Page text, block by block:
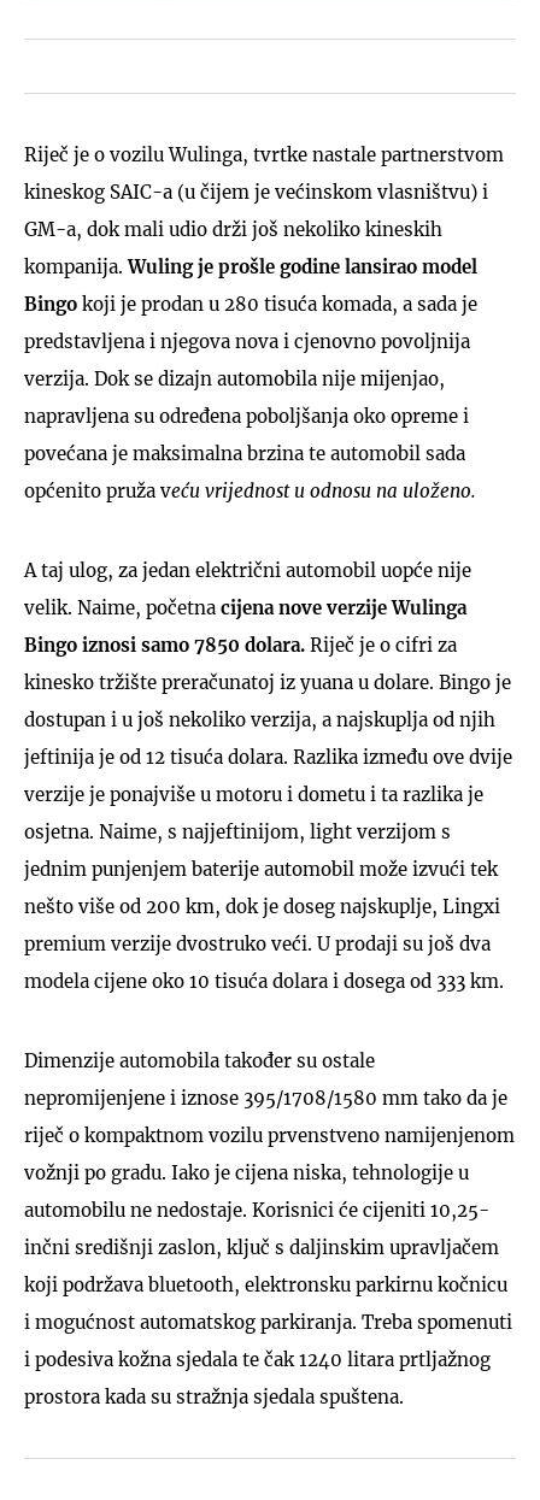
Riječ je o vozilu Wulinga, tvrtke nastale partnerstvom
kineskog SAIC-a (u čijem je većinskom vlasništvu) i
GM-a, dok mali udio drži još nekoliko kineskih
kompanija.Wuling je prošle godine lansirao model
Bingo koji je prodan u 280 tisuća komada, a sada je
predstavljena i njegova nova i cjenovno povoljnija
verzija. Dok se dizajn automobila nije mijenjao,
napravljena su određena poboljšanja oko opreme i
povećana je maksimalna brzina te automobil sada
općenito pruža veću vrijednost u odnosu na uloženo.
A taj ulog, za jedan električni automobil uopće nije
velik. Naime, početna cijena nove verzije Wulinga
Bingo iznosi samo 7850 dolara. Riječ je o cifri za
kinesko tržište preračunatoj iz yuana u dolare. Bingo je
dostupan i u još nekoliko verzija, a najskuplja od njih
jeftinija je od 12 tisuća dolara. Razlika između ove dvije
verzije je ponajviše u motoru i dometu i ta razlika je
osjetna. Naime, s najjeftinijom, light verzijom s
jednim punjenjem baterije automobil može izvući tek
nešto više od 200 km, dok je doseg najskuplje, Lingxi
premium verzije dvostruko veći. U prodaji su još dva
modela cijene oko 10 tisuća dolara i dosega od 333 km.
Dimenzije automobila također su ostale
nepromijenjene i iznose 395/1708/1580 mm tako da je
riječ o kompaktnom vozilu prvenstveno namijenjenom
vožnji po gradu. Iako je cijena niska, tehnologije u
automobilu ne nedostaje. Korisnici će cijeniti 10,25-
inčni središnji zaslon, ključ s daljinskim upravljačem
koji podržava bluetooth, elektronsku parkirnu kočnicu
i mogućnost automatskog parkiranja. Treba spomenuti
i podesiva kožna sjedala te čak 1240 litara prtljažnog
prostora kada su stražnja sjedala spuštena.